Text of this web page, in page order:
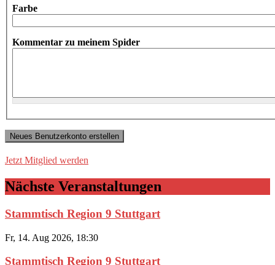
Farbe
Kommentar zu meinem Spider
Jetzt Mitglied werden
Nächste Veranstaltungen
Stammtisch Region 9 Stuttgart
Fr, 14. Aug 2026, 18:30
Stammtisch Region 9 Stuttgart